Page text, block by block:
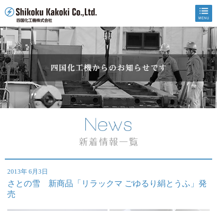
2013年 6月3日
さとの雪 新商品「リラックマ ごゆるり絹とうふ」発
売